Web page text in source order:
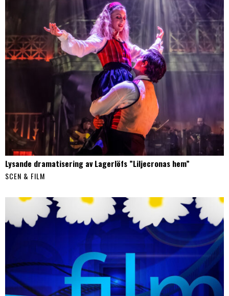
Lysande dramatisering av Lagerlöfs ”Liljecronas hem”
SCEN & FILM